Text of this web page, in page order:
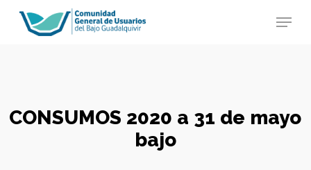
Skip
Menu
CONSUMOS 2020 a 31 de mayo
bajo